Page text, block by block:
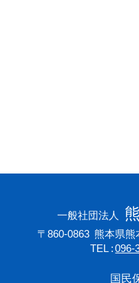
一般社団法人
〒860-0863 熊本県熊
TEL
096-
国民